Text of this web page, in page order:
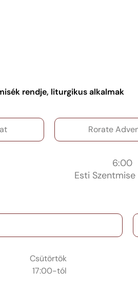
rendje, liturgikus alkalmak
Rorate
6:00
Esti
Csütörtök
17:00-tól